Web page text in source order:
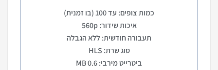
כמות צופים: עד 100 (בו זמנית)
איכות שידור: 560p
תעבורה חודשית: ללא הגבלה
סוג שרת: HLS
ביטרייט מירבי: 0.6 MB